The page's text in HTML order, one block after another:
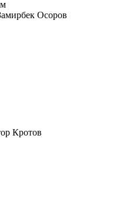
Осоров
Кротов